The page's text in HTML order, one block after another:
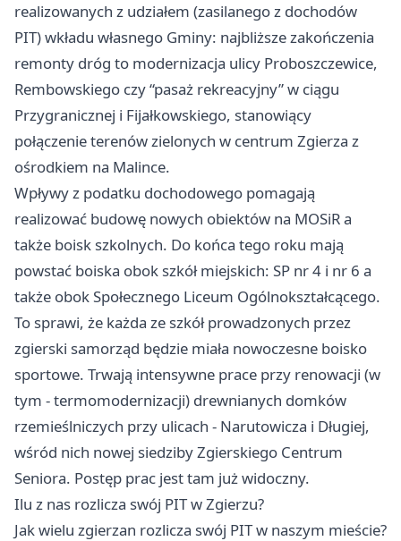
realizowanych z udziałem (zasilanego z dochodów
PIT) wkładu własnego Gminy: najbliższe zakończenia
remonty dróg to modernizacja ulicy Proboszczewice,
Rembowskiego czy “pasaż rekreacyjny” w ciągu
Przygranicznej i Fijałkowskiego, stanowiący
połączenie terenów zielonych w centrum Zgierza z
ośrodkiem na Malince.
Wpływy z podatku dochodowego pomagają
realizować budowę nowych obiektów na MOSiR a
także boisk szkolnych. Do końca tego roku mają
powstać boiska obok szkół miejskich: SP nr 4 i nr 6 a
także obok Społecznego Liceum Ogólnokształcącego.
To sprawi, że każda ze szkół prowadzonych przez
zgierski samorząd będzie miała nowoczesne boisko
sportowe. Trwają intensywne prace przy renowacji (w
tym - termomodernizacji) drewnianych domków
rzemieślniczych przy ulicach - Narutowicza i Długiej,
wśród nich nowej siedziby Zgierskiego Centrum
Seniora. Postęp prac jest tam już widoczny.
Ilu z nas rozlicza swój PIT w Zgierzu?
Jak wielu zgierzan rozlicza swój PIT w naszym mieście?